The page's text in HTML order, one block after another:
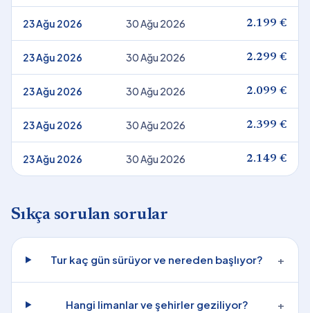
23 Ağu 2026 30 Ağu 2026 2.199 €
23 Ağu 2026 30 Ağu 2026 2.299 €
23 Ağu 2026 30 Ağu 2026 2.099 €
23 Ağu 2026 30 Ağu 2026 2.399 €
23 Ağu 2026 30 Ağu 2026 2.149 €
Sıkça sorulan sorular
Tur kaç gün sürüyor ve nereden başlıyor? +
Hangi limanlar ve şehirler geziliyor? +